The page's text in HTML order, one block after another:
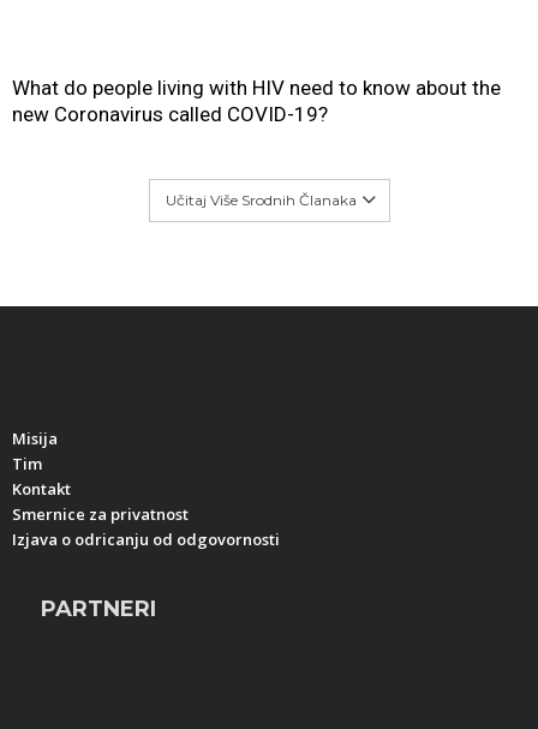
What do people living with HIV need to know about the
new Coronavirus called COVID-19?
Učitaj Više Srodnih Članaka
Misija
Tim
Kontakt
Smernice za privatnost
Izjava o odricanju od odgovornosti
PARTNERI